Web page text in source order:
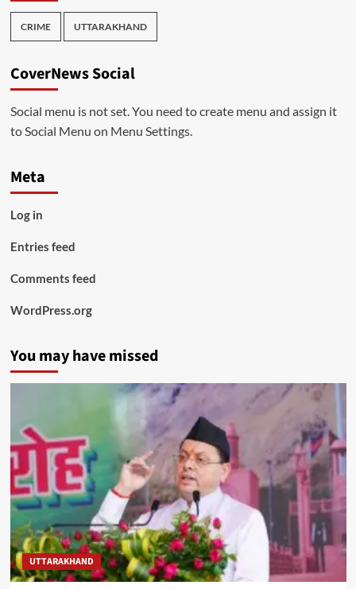
CRIME UTTARAKHAND
CoverNews Social
Social menu is not set. You need to create menu and assign it
to Social Menu on Menu Settings.
Meta
Log in
Entries feed
Comments feed
WordPress.org
You may have missed
UTTARAKHAND